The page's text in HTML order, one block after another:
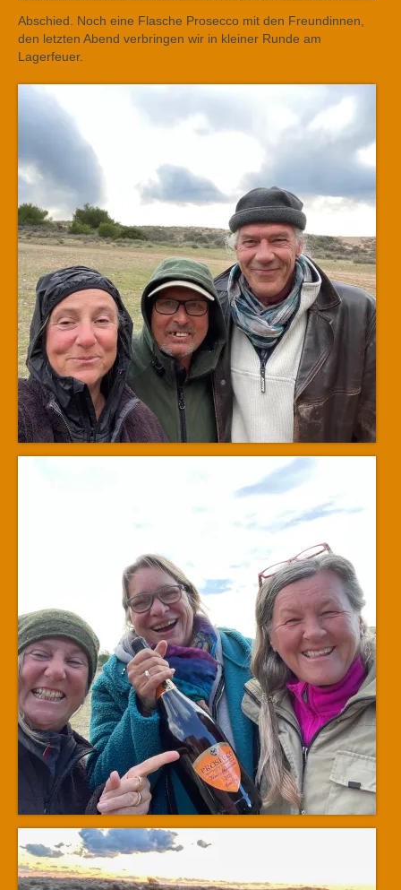
Abschied. Noch eine Flasche Prosecco mit den Freundinnen,
den letzten Abend verbringen wir in kleiner Runde am
Lagerfeuer.